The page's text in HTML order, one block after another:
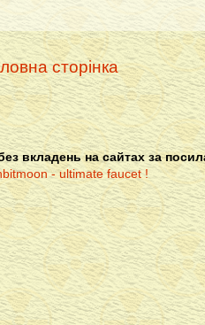
сторінка
вкладень на сайтах за